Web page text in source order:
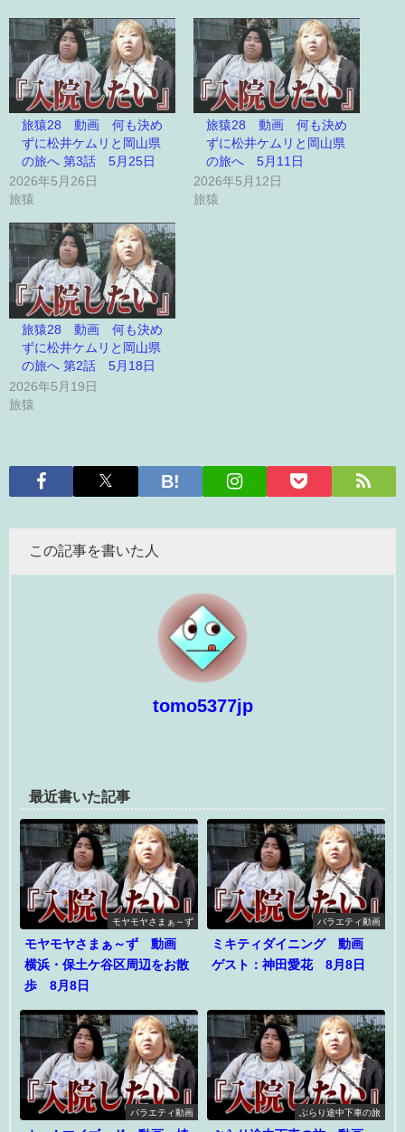
旅猿28 動画 何も決め
ずに松井ケムリと岡山県
の旅へ 第3話 5月25日
2026年5月26日
旅猿
旅猿28 動画 何も決め
ずに松井ケムリと岡山県
の旅へ 5月11日
2026年5月12日
旅猿
旅猿28 動画 何も決め
ずに松井ケムリと岡山県
の旅へ 第2話 5月18日
2026年5月19日
旅猿
この記事を書いた人
tomo5377jp
最近書いた記事
モヤモヤさまぁ～ず
モヤモヤさまぁ～ず 動画
横浜・保土ケ谷区周辺をお散
歩 8月8日
バラエティ動画
ミキティダイニング 動画
ゲスト：神田愛花 8月8日
バラエティ動画 ぶらり途中下車の旅